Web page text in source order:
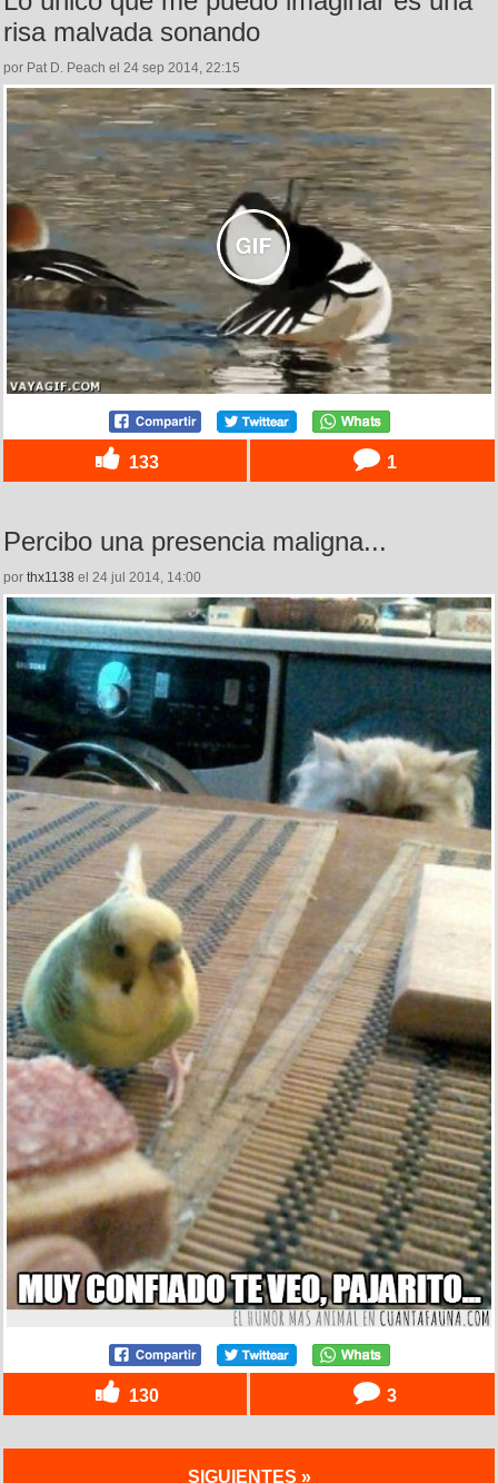
risa malvada sonando
por Pat D. Peach el 24 sep 2014, 22:15
133 1
Percibo una presencia maligna...
por thx1138 el 24 jul 2014, 14:00
130 3
SIGUIENTES »